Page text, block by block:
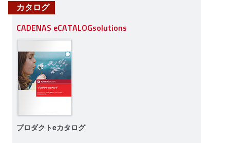
カタログ
CADENAS eCATALOGsolutions
プロダクトeカタログ